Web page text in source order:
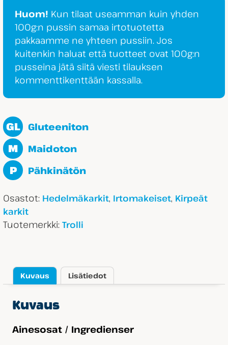
Huom! Kun tilaat useamman kuin yhden
100g:n pussin samaa irtotuotetta
pakkaamme ne yhteen pussiin. Jos
kuitenkin haluat että tuotteet ovat 100g:n
pusseina jätä siitä viesti tilauksen
kommenttikenttään kassalla.
GL Gluteeniton
M Maidoton
P Pähkinätön
Osastot: Hedelmäkarkit, Irtomakeiset, Kirpeät
karkit
Tuotemerkki: Trolli
Kuvaus Lisätiedot
Kuvaus
Ainesosat / Ingredienser